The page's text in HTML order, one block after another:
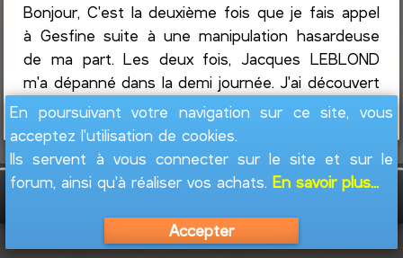
Bonjour, C'est la deuxième fois que je fais appel
à Gesfine suite à une manipulation hasardeuse
de ma part. Les deux fois, Jacques LEBLOND
m'a dépanné dans la demi journée. J'ai découvert
... Lire la suite
En poursuivant votre navigation sur ce site, vous
acceptez l'utilisation de cookies.
Ils servent à vous connecter sur le site et sur le
forum, ainsi qu'à réaliser vos achats.En savoir plus...
Accepter
GesFine - Copyright © 2008 - 2026Jacques